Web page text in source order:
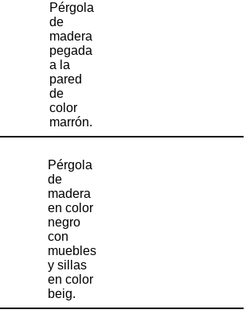
Pérgola
de
madera
pegada
a la
pared
de
color
marrón.
Pérgola
de
madera
en color
negro
con
muebles
y sillas
en color
beig.